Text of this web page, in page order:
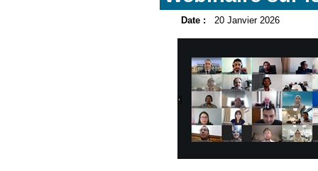
Date : 20 Janvier 2026